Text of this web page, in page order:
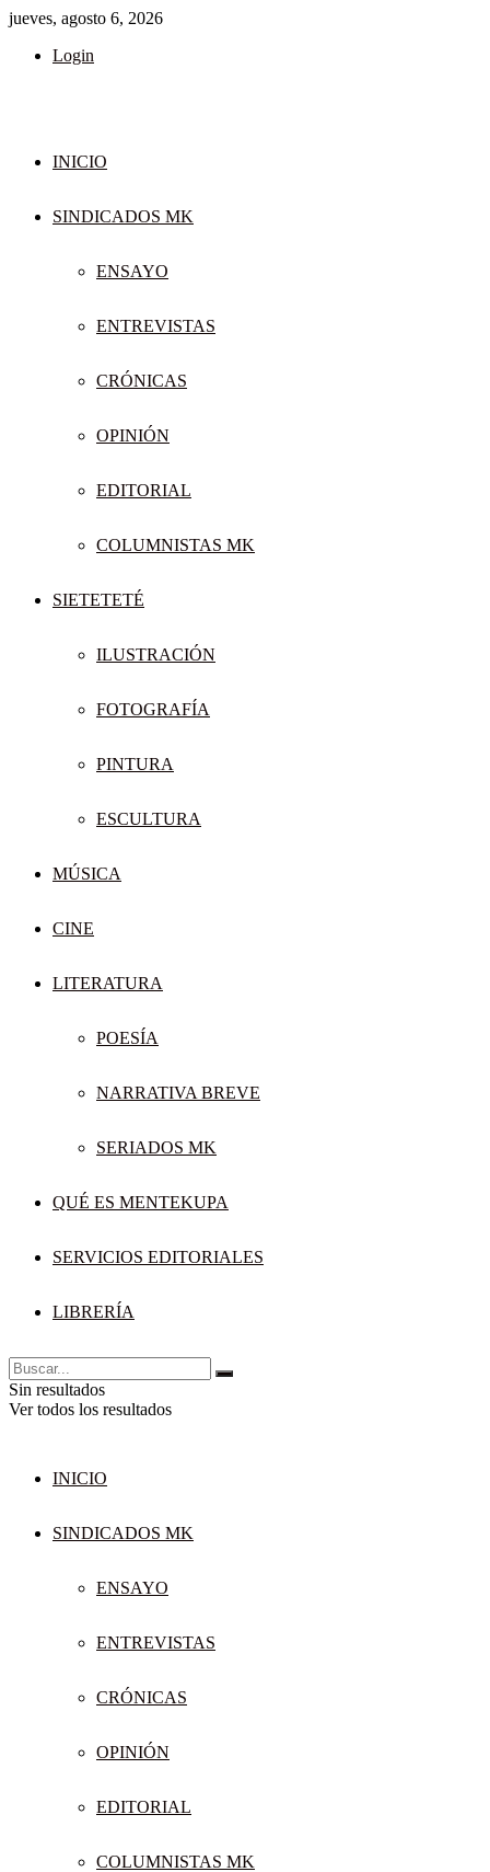
jueves, agosto 6, 2026
Login
INICIO
SINDICADOS MK
ENSAYO
ENTREVISTAS
CRÓNICAS
OPINIÓN
EDITORIAL
COLUMNISTAS MK
SIETETETÉ
ILUSTRACIÓN
FOTOGRAFÍA
PINTURA
ESCULTURA
MÚSICA
CINE
LITERATURA
POESÍA
NARRATIVA BREVE
SERIADOS MK
QUÉ ES MENTEKUPA
SERVICIOS EDITORIALES
LIBRERÍA
Sin resultados
Ver todos los resultados
INICIO
SINDICADOS MK
ENSAYO
ENTREVISTAS
CRÓNICAS
OPINIÓN
EDITORIAL
COLUMNISTAS MK